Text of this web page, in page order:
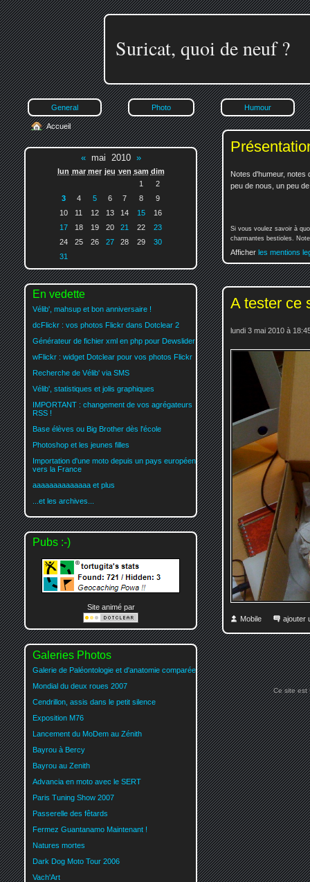
Suricat, quoi de neuf ?
General Photo Humour
Notes d'humeur, notes
peu de nous, un peu
Si vous voulez savoir à
charmantes bestioles.
Afficher les mentions
A tester ce
lundi 3 mai 2010 à
Mobile ajouter
Accueil
«mai 2010 »
lun mar mer jeu ven sam dim
1
2
3
4 5 6 7 8
9
10
11 12 13 14 15
16
17
18 19 20 21 22
23
24
25 26 27 28 29
30
31
En vedette
Vélib', mahsup et bon anniversaire !
dcFlickr : vos photos Flickr dans Dotclear 2
Générateur de fichier xml en php pour Dewslider
wFlickr : widget Dotclear pour vos photos Flickr
Recherche de Vélib' via SMS
Vélib', statistiques et jolis graphiques
IMPORTANT : changement de vos agrégateurs
RSS !
Base élèves ou Big Brother dès l'école
Photoshop et les jeunes filles
Importation d'une moto depuis un pays européen
vers la France
aaaaaaaaaaaaaa et plus
...et les archives...
Pubs :-)
Site animé par
Galeries Photos
Galerie de Paléontologie et d'anatomie comparée
Mondial du deux roues 2007
Cendrillon, assis dans le petit silence
Exposition M76
Lancement du MoDem au Zénith
Bayrou à Bercy
Bayrou au Zenith
Advancia en moto avec le SERT
Paris Tuning Show 2007
Passerelle des fêtards
Fermez Guantanamo Maintenant !
Natures mortes
Dark Dog Moto Tour 2006
Vach'Art
Ce site est